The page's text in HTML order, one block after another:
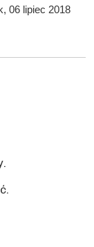
06 lipiec 2018